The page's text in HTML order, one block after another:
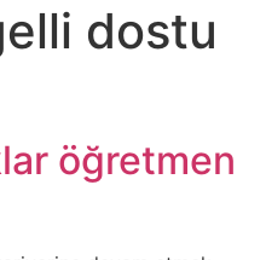
dostu
öğretmen